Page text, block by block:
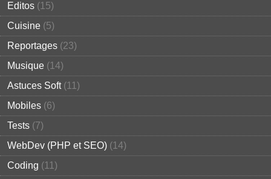
Editos (15)
Cuisine (5)
Reportages (23)
Musique (14)
Astuces Soft(11)
Mobiles (6)
Tests (7)
WebDev (PHP et SEO) (14)
Coding (11)